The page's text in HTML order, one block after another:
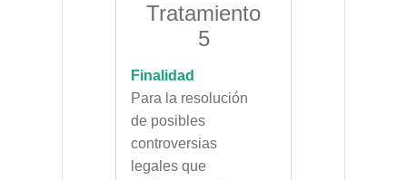
Tratamiento
5
Finalidad
Para la resolución
de posibles
controversias
legales que